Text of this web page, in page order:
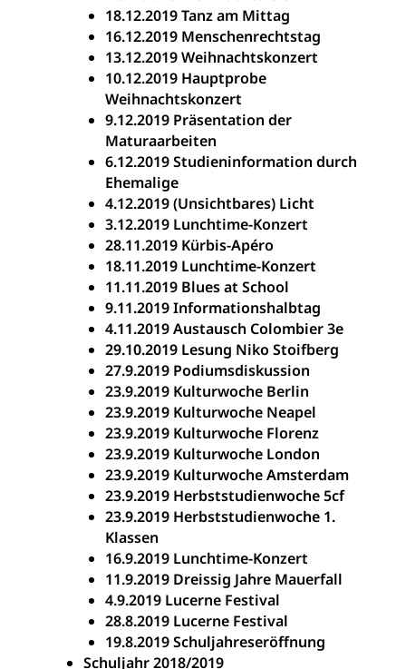
18.12.2019 Tanz am Mittag
16.12.2019 Menschenrechtstag
13.12.2019 Weihnachtskonzert
10.12.2019 Hauptprobe
Weihnachtskonzert
9.12.2019 Präsentation der
Maturaarbeiten
6.12.2019 Studieninformation durch
Ehemalige
4.12.2019 (Unsichtbares) Licht
3.12.2019 Lunchtime-Konzert
28.11.2019 Kürbis-Apéro
18.11.2019 Lunchtime-Konzert
11.11.2019 Blues at School
9.11.2019 Informationshalbtag
4.11.2019 Austausch Colombier 3e
29.10.2019 Lesung Niko Stoifberg
27.9.2019 Podiumsdiskussion
23.9.2019 Kulturwoche Berlin
23.9.2019 Kulturwoche Neapel
23.9.2019 Kulturwoche Florenz
23.9.2019 Kulturwoche London
23.9.2019 Kulturwoche Amsterdam
23.9.2019 Herbststudienwoche 5cf
23.9.2019 Herbststudienwoche 1.
Klassen
16.9.2019 Lunchtime-Konzert
11.9.2019 Dreissig Jahre Mauerfall
4.9.2019 Lucerne Festival
28.8.2019 Lucerne Festival
19.8.2019 Schuljahreseröffnung
Schuljahr 2018/2019